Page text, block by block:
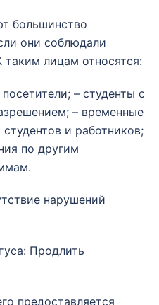
большинство
они соблюдали
таким лицам относятся:
– студенты с
– временные
и работников;
по другим
нарушений
Продлить
предоставляется